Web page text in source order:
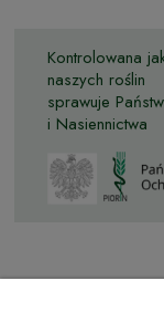
Kontrolowana
naszych roślin
sprawuje
i Nasiennictwa